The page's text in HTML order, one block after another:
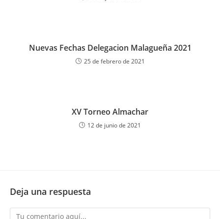
Nuevas Fechas Delegacion Malagueña 2021
25 de febrero de 2021
XV Torneo Almachar
12 de junio de 2021
Deja una respuesta
Comentario